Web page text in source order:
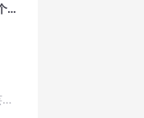
穿越回南宋的N个理由
作者简介： 吴芸，中国散文学会会员，中国报告文学学会会员，浙江省作家协会会员，著有散文集《芸香世界》，作品入选年度散文精选和中学生阅读题库。 2013年，吴芸老师在水秀苑社区成立了“芸文化”工作室。近十年，“芸文化”工作室开展了公益讲座几十个，深受人们喜爱。工作室于2015年被评为“杭州市示范社区学习共同体”。 “杭州市优秀传统文化丛书”宣传点是“芸文化”工作室的品牌项目之一，一个点设在西湖区水秀苑社区，另一个点设在“云泊天目”山庄，期望更多人了解与热爱杭城优秀传统文化！ 在2023年世界读书日来临前夕，为了与更多读者朋友分享好书，吴芸老师开设“荐好书”栏目。以书会友，共建我们自己的心灵家园！谢谢大家聆听！